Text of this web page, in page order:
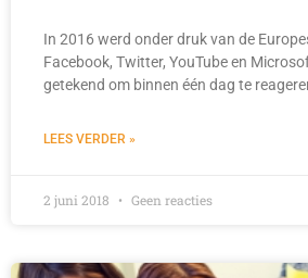
In 2016 werd onder druk van de
Facebook, Twitter, YouTube en
getekend om binnen één dag te
LEES VERDER »
2 juni 2018 Geen reacties